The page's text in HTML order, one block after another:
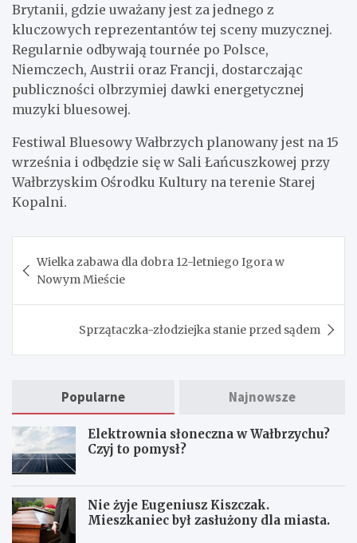
Brytanii, gdzie uważany jest za jednego z
kluczowych reprezentantów tej sceny muzycznej.
Regularnie odbywają tournée po Polsce,
Niemczech, Austrii oraz Francji, dostarczając
publiczności olbrzymiej dawki energetycznej
muzyki bluesowej.
Festiwal Bluesowy Wałbrzych planowany jest na 15
września i odbędzie się w Sali Łańcuszkowej przy
Wałbrzyskim Ośrodku Kultury na terenie Starej
Kopalni.
wpisu
Wielka zabawa dla dobra 12-letniego Igora w
Nowym Mieście
Sprzątaczka-złodziejka stanie przed sądem
Popularne Najnowsze
Elektrownia słoneczna w Wałbrzychu?
Czyj to pomysł?
Nie żyje Eugeniusz Kiszczak.
Mieszkaniec był zasłużony dla miasta.